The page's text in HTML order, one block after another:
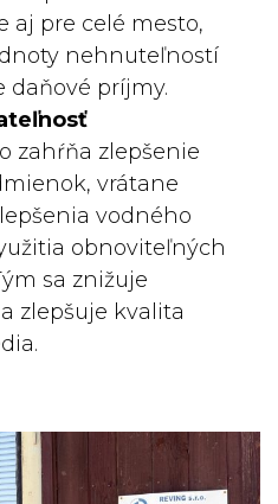
aj pre celé mesto,
nehnuteľností
daňové príjmy.
zahŕňa zlepšenie
vrátane
vodného
obnoviteľných
sa znižuje
zlepšuje kvalita